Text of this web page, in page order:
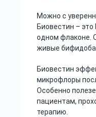
Можно с
Биовестин –
одном флаконе.
живые
Биовестин
микрофлоры
Особенно
пациентам,
терапию.